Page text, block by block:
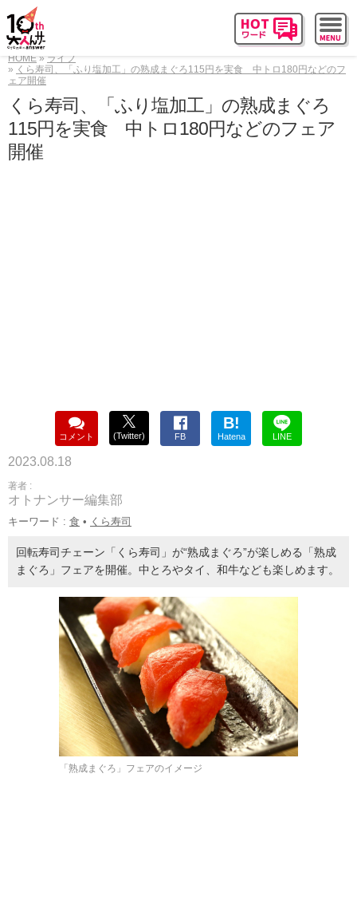
HOME
ライフ
くら寿司、「ふり塩加工」の熟成まぐろ115円を実食 中トロ180円などのフ
ェア開催
くら寿司、「ふり塩加工」の熟成まぐろ
115円を実食 中トロ180円などのフェア
開催
コメント (Twitter) FB
B!
Hatena LINE
2023.08.18
著者 :
オトナンサー編集部
キーワード : 食 • くら寿司
回転寿司チェーン「くら寿司」が“熟成まぐろ”が楽しめる「熟成
まぐろ」フェアを開催。中とろやタイ、和牛なども楽しめます。
「熟成まぐろ」フェアのイメージ